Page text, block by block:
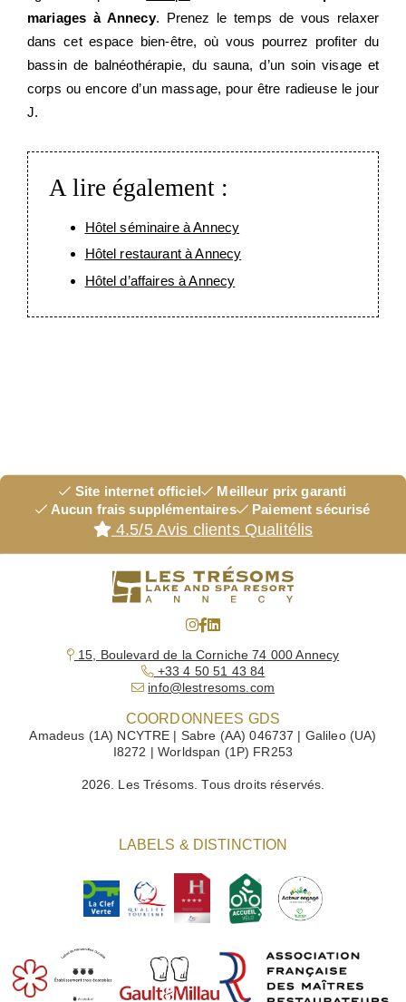
mariages à Annecy. Prenez le temps de vous relaxer
dans cet espace bien-être, où vous pourrez profiter du
bassin de balnéothérapie, du sauna, d’un soin visage et
corps ou encore d’un massage, pour être radieuse le jour
J.
A lire également :
Hôtel séminaire à Annecy
Hôtel restaurant à Annecy
Hôtel d’affaires à Annecy
Site internet officiel
Meilleur prix garanti
Aucun frais supplémentaires
Paiement sécurisé
4.5/5 Avis clients Qualitélis
15, Boulevard de la Corniche 74 000 Annecy
+33 4 50 51 43 84
info@lestresoms.com
COORDONNEES GDS
Amadeus (1A) NCYTRE | Sabre (AA) 046737 | Galileo (UA)
I8272 | Worldspan (1P) FR253
2026. Les Trésoms. Tous droits réservés.
LABELS & DISTINCTION
VILLAS
RESTAURANTS
OFFRES
GALERIE
ENGAGÉS PAR NATURE !